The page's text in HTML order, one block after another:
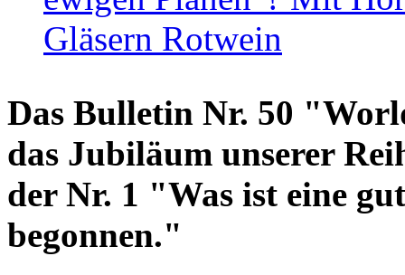
Gläsern Rotwein
Das Bulletin Nr. 50
das Jubiläum unserer
der Nr. 1 "Was ist eine
begonnen."